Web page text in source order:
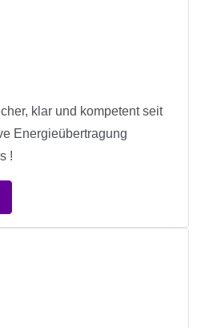
klar und kompetent seit
Energieübertragung
!